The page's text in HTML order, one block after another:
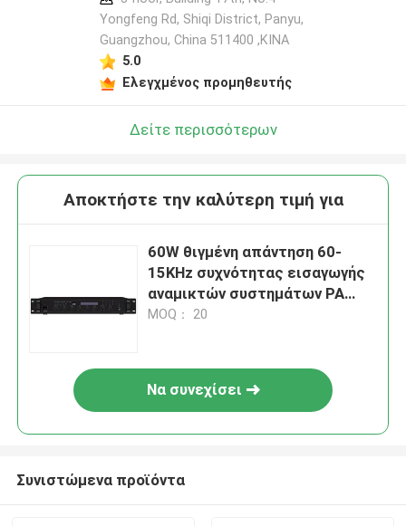
Yongfeng Rd, Shiqi District, Panyu,
Guangzhou, China 511400 ,ΚΙΝΑ
5.0
Ελεγχμένος προμηθευτής
Δείτε περισσότερων
Αποκτήστε την καλύτερη τιμή για
60W θιγμένη απάντηση 60-
15KHz συχνότητας εισαγωγής
αναμικτών συστημάτων PA
ενισχυτής
MOQ： 20
Να συνεχίσει
Συνιστώμενα προϊόντα